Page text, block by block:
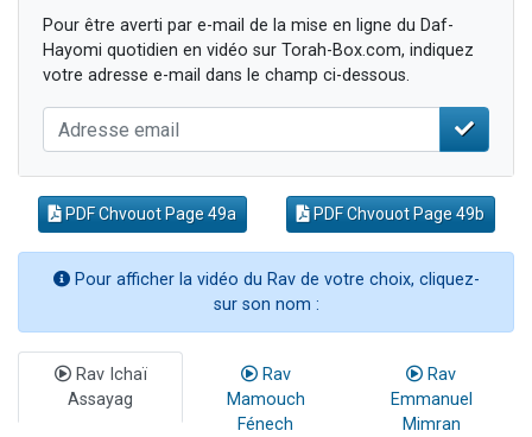
Pour être averti par e-mail de la mise en ligne du Daf-
Hayomi quotidien en vidéo sur Torah-Box.com, indiquez
votre adresse e-mail dans le champ ci-dessous.
PDF Chvouot Page 49a PDF Chvouot Page 49b
Pour afficher la vidéo du Rav de votre choix, cliquez-
sur son nom :
Rav Ichaï
Assayag
Rav
Mamouch
Fénech
Rav
Emmanuel
Mimran